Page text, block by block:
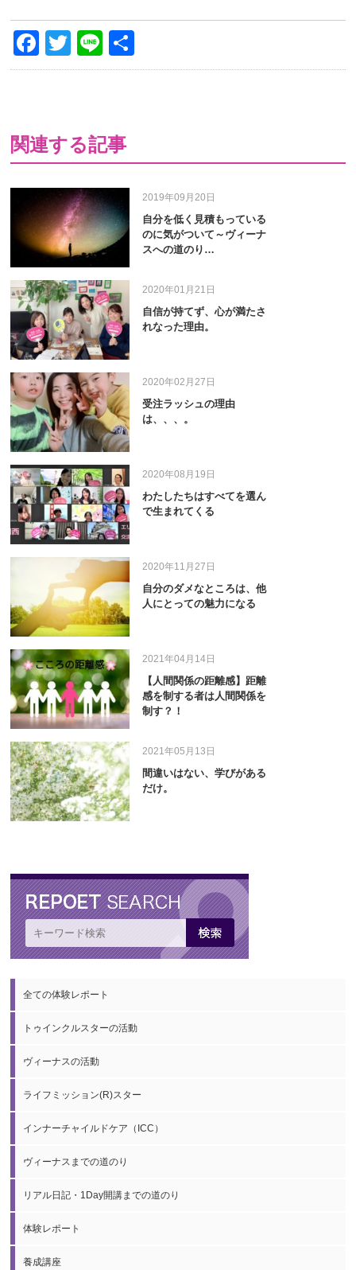
Facebook
Twitter
Line
有
関連する記事
2019年09月20日
自分を低く見積もっている
のに気がついて～ヴィーナ
スへの道のり…
2020年01月21日
自信が持てず、心が満たさ
れなった理由。
2020年02月27日
受注ラッシュの理由
は、、、。
2020年08月19日
わたしたちはすべてを選ん
で生まれてくる
2020年11月27日
自分のダメなところは、他
人にとっての魅力になる
2021年04月14日
【人間関係の距離感】距離
感を制する者は人間関係を
制す？！
2021年05月13日
間違いはない、学びがある
だけ。
全ての体験レポート
トゥインクルスターの活動
ヴィーナスの活動
ライフミッション(R)スター
インナーチャイルドケア（ICC）
ヴィーナスまでの道のり
リアル日記・1Day開講までの道のり
体験レポート
養成講座